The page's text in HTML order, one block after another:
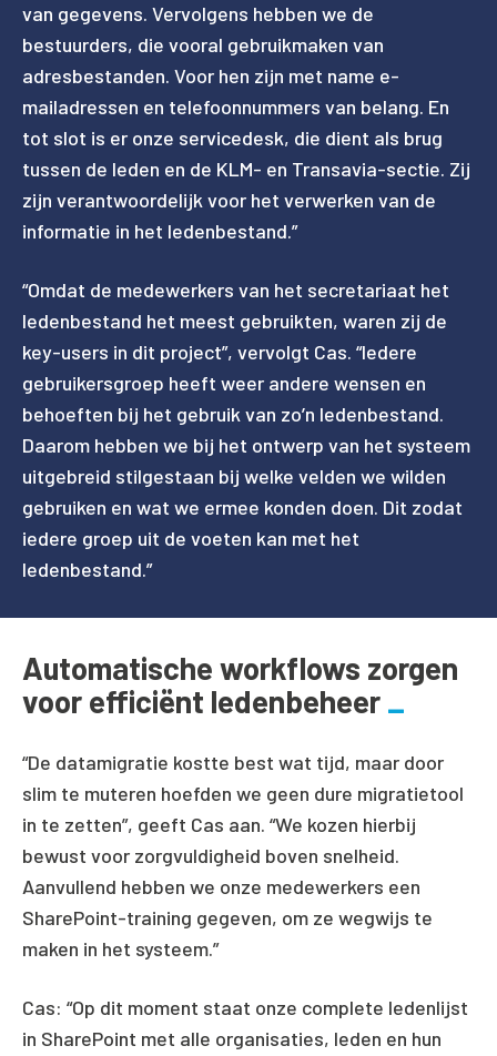
van gegevens. Vervolgens hebben we de
bestuurders, die vooral gebruikmaken van
adresbestanden. Voor hen zijn met name e-
mailadressen en telefoonnummers van belang. En
tot slot is er onze servicedesk, die dient als brug
tussen de leden en de KLM- en Transavia-sectie. Zij
zijn verantwoordelijk voor het verwerken van de
informatie in het ledenbestand.”
“Omdat de medewerkers van het secretariaat het
ledenbestand het meest gebruikten, waren zij de
key-users in dit project”, vervolgt Cas. “Iedere
gebruikersgroep heeft weer andere wensen en
behoeften bij het gebruik van zo’n ledenbestand.
Daarom hebben we bij het ontwerp van het systeem
uitgebreid stilgestaan bij welke velden we wilden
gebruiken en wat we ermee konden doen. Dit zodat
iedere groep uit de voeten kan met het
ledenbestand.”
Automatische workflows zorgen
voor efficiënt ledenbeheer
“De datamigratie kostte best wat tijd, maar door
slim te muteren hoefden we geen dure migratietool
in te zetten”, geeft Cas aan. “We kozen hierbij
bewust voor zorgvuldigheid boven snelheid.
Aanvullend hebben we onze medewerkers een
SharePoint-training gegeven, om ze wegwijs te
maken in het systeem.”
Cas: “Op dit moment staat onze complete ledenlijst
in SharePoint met alle organisaties, leden en hun